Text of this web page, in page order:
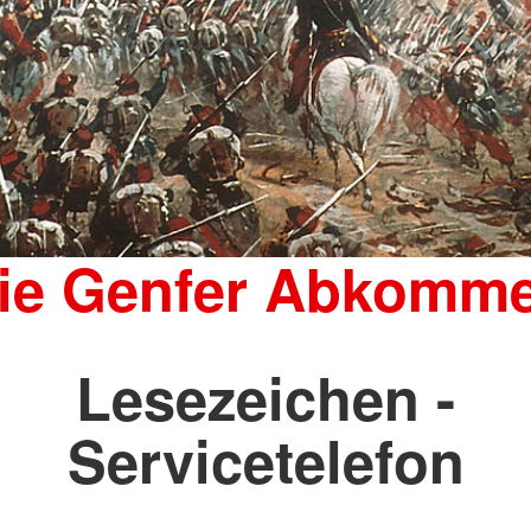
Genfer
Lesezeichen -
Servicetelefon